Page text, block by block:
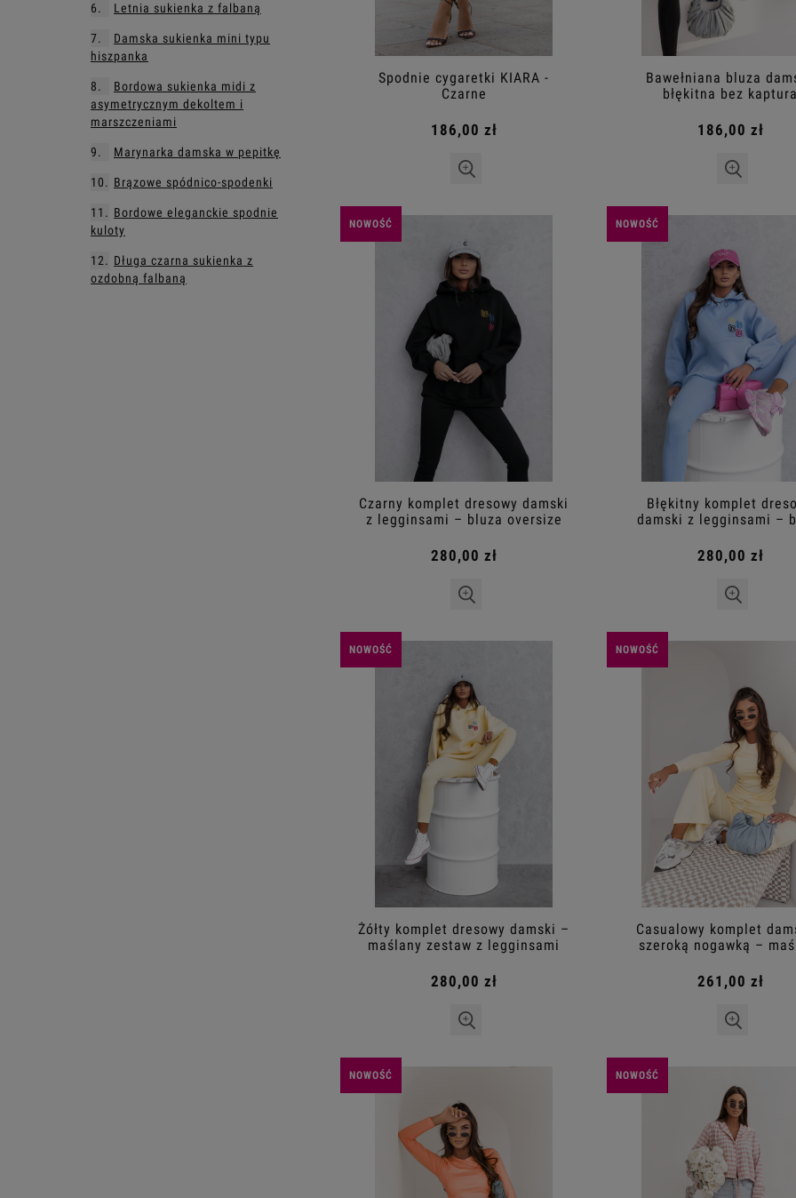
Letnia sukienka z falbaną
Damska sukienka mini typu
hiszpanka
Bordowa sukienka midi z
asymetrycznym dekoltem i
marszczeniami
Marynarka damska w pepitkę
Brązowe spódnico-spodenki
Bordowe eleganckie spodnie
kuloty
Długa czarna sukienka z
ozdobną falbaną
Spodnie cygaretki KIARA -
Czarne
186,00 zł
Bawełniana bluza
błękitna bez kaptura
186,00 zł
Czarny komplet dresowy damski
z legginsami – bluza oversize
280,00 zł
NOWOŚĆ
Błękitny komplet
damski z legginsami –
280,00 zł
NOWOŚĆ
Żółty komplet dresowy damski –
maślany zestaw z legginsami
280,00 zł
NOWOŚĆ
Casualowy komplet
szeroką nogawką –
261,00 zł
NOWOŚĆ
NOWOŚĆ NOWOŚĆ